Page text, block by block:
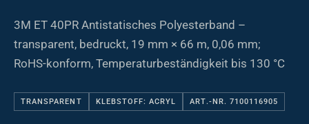
3M ET 40PR Antistatisches Polyesterband –
transparent, bedruckt, 19 mm × 66 m, 0,06 mm;
RoHS-konform, Temperaturbeständigkeit bis 130 °C
TRANSPARENT KLEBSTOFF: ACRYL ART.-NR. 7100116905